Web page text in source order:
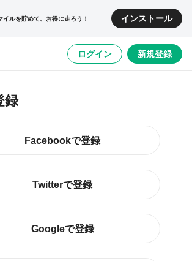
イルを貯めて、お得に走ろう！ インストール
ログイン 新規登録
録
Facebookで登録
Twitterで登録
Googleで登録